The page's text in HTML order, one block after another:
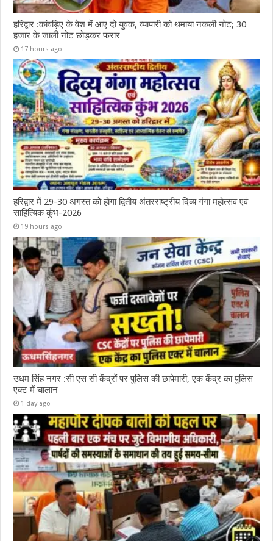
हरिद्वार :कांवड़िए के वेश में आए दो युवक, व्यापारी को थमाया नकली नोट; 30
हजार के जाली नोट छोड़कर फरार
17 hours ago
हरिद्वार में 29-30 अगस्त को होगा द्वितीय अंतरराष्ट्रीय दिव्य गंगा महोत्सव एवं
साहित्यिक कुंभ-2026
19 hours ago
उधम सिंह नगर :सी एस सी केंद्रों पर पुलिस की छापेमारी, एक केंद्र का पुलिस
एक्ट में चालान
1 day ago